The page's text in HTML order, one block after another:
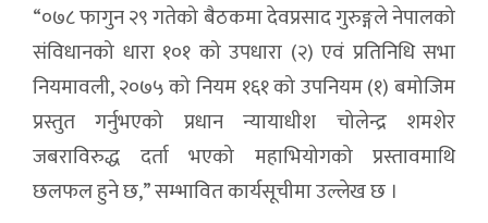
“०७८ फागुन २९ गतेको बैठकमा देवप्रसाद गुरुङ्गले नेपालको
संविधानको धारा १०१ को उपधारा (२) एवं प्रतिनिधि सभा
नियमावली, २०७५ को नियम १६१ को उपनियम (१) बमोजिम
प्रस्तुत गर्नुभएको प्रधान न्यायाधीश चोलेन्द्र शमशेर
जबराविरुद्ध दर्ता भएको महाभियोगको प्रस्तावमाथि
छलफल हुने छ,” सम्भावित कार्यसूचीमा उल्लेख छ ।